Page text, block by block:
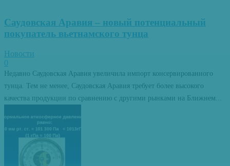
Саудовская Аравия – новый потенциальный
покупатель вьетнамского тунца
Новости
0
Недавно Саудовская Аравия увеличила импорт консервированного
тунца. Тем не менее, Саудовская Аравия требует более высокого
качества продукции по сравнению с другими рынками на Ближнем...